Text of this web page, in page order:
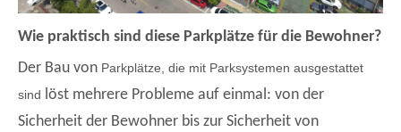
Wie praktisch sind diese Parkplätze für die Bewohner?
Der Bau von Parkplätze, die mit Parksystemen ausgestattet
sind löst mehrere Probleme auf einmal: von der
Sicherheit der Bewohner bis zur Sicherheit von